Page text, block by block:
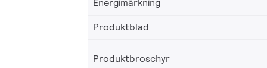
Energimärkning
Produktblad
Produktbroschyr